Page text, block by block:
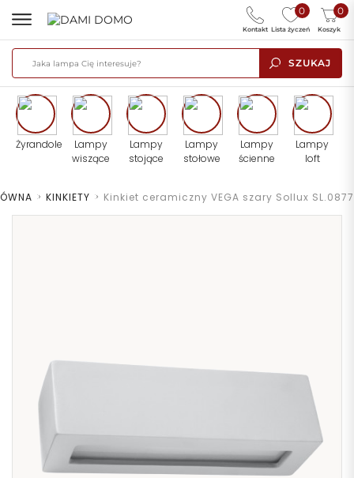
SZUKAJ
0
Lista życzeń
0
Koszyk
Kontakt
Żyrandole
Lampy
wiszące
Lampy
stojące
Lampy
stołowe
Lampy
ścienne
Lampy
loft
> KINKIETY > Kinkiet ceramiczny VEGA szary Sollux SL.0877